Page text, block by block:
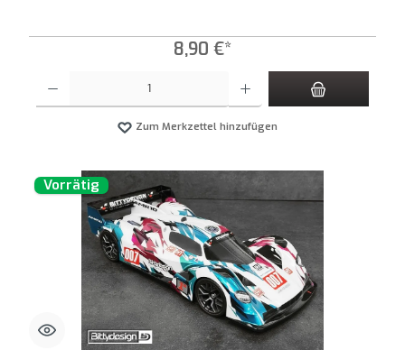
8,90 €*
Zum Merkzettel hinzufügen
Vorrätig